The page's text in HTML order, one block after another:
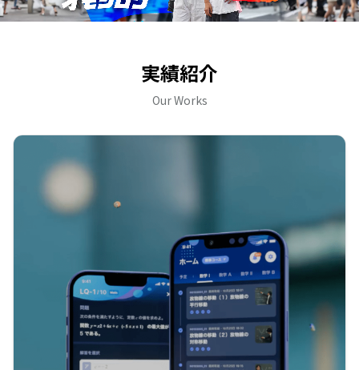
実績紹介
Our Works